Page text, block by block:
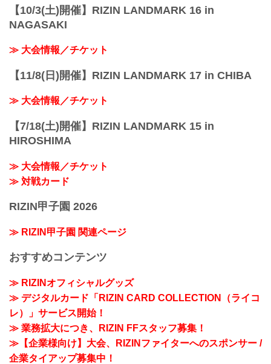
【10/3(土)開催】RIZIN LANDMARK 16 in
NAGASAKI
≫ 大会情報／チケット
【11/8(日)開催】RIZIN LANDMARK 17 in CHIBA
≫ 大会情報／チケット
【7/18(土)開催】RIZIN LANDMARK 15 in
HIROSHIMA
≫ 大会情報／チケット
≫ 対戦カード
RIZIN甲子園 2026
≫ RIZIN甲子園 関連ページ
おすすめコンテンツ
≫ RIZINオフィシャルグッズ
≫ デジタルカード「RIZIN CARD COLLECTION（ライコ
レ）」サービス開始！
≫ 業務拡大につき、RIZIN FFスタッフ募集！
≫【企業様向け】大会、RIZINファイターへのスポンサー /
企業タイアップ募集中！